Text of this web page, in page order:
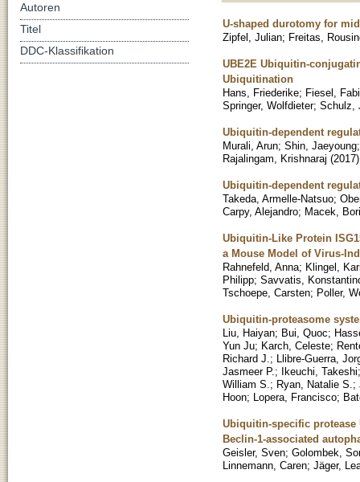
U-shaped durotomy for
Zipfel, Julian; Freitas,
UBE2E Ubiquitin-
Ubiquitination
Hans, Friederike; Fiesel,
Springer, Wolfdieter; Schulz,
Ubiquitin-dependent
Murali, Arun; Shin, Jaeyoung
Rajalingam, Krishnaraj (2017)
Ubiquitin-dependent
Takeda, Armelle-Natsuo;
Carpy, Alejandro; Macek,
Ubiquitin-Like Protein
a Mouse Model of Virus-
Rahnefeld, Anna; Klingel,
Philipp; Savvatis,
Tschoepe, Carsten; Poller,
Ubiquitin-proteasome
Liu, Haiyan; Bui, Quoc;
Yun Ju; Karch, Celeste;
Richard J. ; Llibre-Guerra,
Jasmeer P. ; Ikeuchi, Takeshi
William S. ; Ryan, Natalie S. ;
Hoon; Lopera, Francisco;
Ubiquitin-specific
Beclin-1-associated
Geisler, Sven; Golombek,
Linnemann, Caren; Jäger,
Autoren
Titel
DDC-Klassifikation